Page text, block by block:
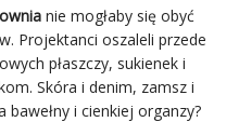
nie mogłaby się obyć
Projektanci oszaleli przede
płaszczy, sukienek i
Skóra i denim, zamsz i
bawełny i cienkiej organzy?